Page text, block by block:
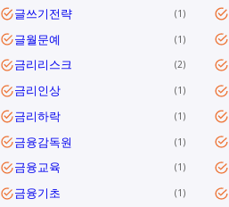
글쓰기전략 1
글월문예 1
금리리스크 2
금리인상 1
금리하락 1
금융감독원 1
금융교육 1
금융기초 1